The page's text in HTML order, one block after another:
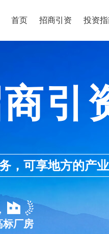
首页 招商引资 投资
引
，可享地方的产
标厂房